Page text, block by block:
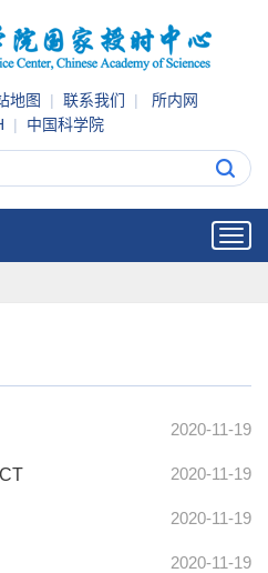
地图 | 联系我们 | 所内网
| 中国科学院
2020-11-19
2020-11-19
2020-11-19
2020-11-19